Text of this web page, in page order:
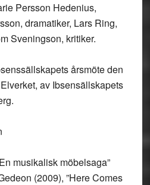
Persson Hedenius,
dramatiker, Lars Ring,
Sveningson, kritiker.
årsmöte den
av Ibsensällskapets
musikalisk möbelsaga”
(2009), ”Here Comes